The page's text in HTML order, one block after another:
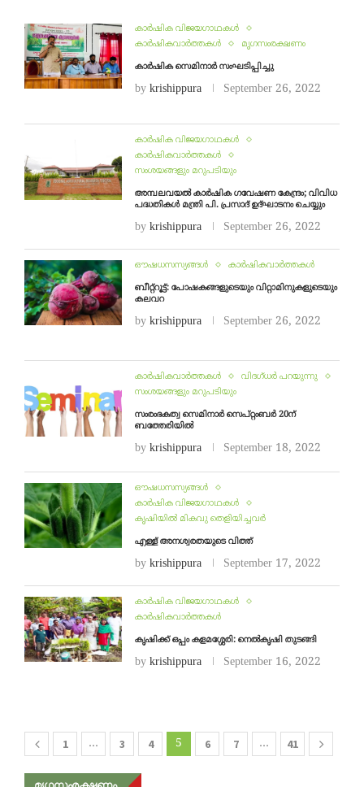
കാർഷിക വിജയഗാഥകൾ
കാർഷികവാർത്തകൾ
മൃഗസംരക്ഷണം
കാര്‍ഷിക സെമിനാര്‍ സംഘടിപ്പിച്ചു
by krishippura September 26, 2022
കാർഷിക വിജയഗാഥകൾ
കാർഷികവാർത്തകൾ
സംശയങ്ങളും മറുപടിയും
അമ്പലവയല്‍ കാര്‍ഷിക ഗവേഷണ കേന്ദ്രം; വിവിധ
പദ്ധതികള്‍ മന്ത്രി പി. പ്രസാദ് ഉദ്ഘാടനം ചെയ്യും
by krishippura September 26, 2022
ഔഷധസസ്യങ്ങൾ
കാർഷികവാർത്തകൾ
ബീറ്റ്റൂട്ട്: പോഷകങ്ങളുടെയും വിറ്റാമിനുകളുടെയും
കലവറ
by krishippura September 26, 2022
കാർഷികവാർത്തകൾ
വിദഗ്ധര്‍ പറയുന്നു
സംശയങ്ങളും മറുപടിയും
സംരംഭകത്വ സെമിനാർ സെപ്റ്റംബർ 20ന്
ബത്തേരിയിൽ
by krishippura September 18, 2022
ഔഷധസസ്യങ്ങൾ
കാർഷിക വിജയഗാഥകൾ
കൃഷിയിൽ മികവു തെളിയിച്ചവർ
എള്ള് അനശ്വരതയുടെ വിത്ത്
by krishippura September 17, 2022
കാർഷിക വിജയഗാഥകൾ
കാർഷികവാർത്തകൾ
കൃഷിക്ക് ഒപ്പം കളമശ്ശേരി: നെൽകൃഷി തുടങ്ങി
by krishippura September 16, 2022
1 … 3 4 5 6 7 … 41